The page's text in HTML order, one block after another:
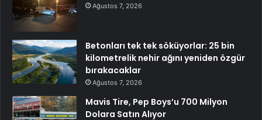
Ağustos 7, 2026
Betonları tek tek söküyorlar: 25 bin
kilometrelik nehir ağını yeniden özgür
bırakacaklar
Ağustos 7, 2026
Mavis Tire, Pep Boys’u 700 Milyon
Dolara Satın Alıyor